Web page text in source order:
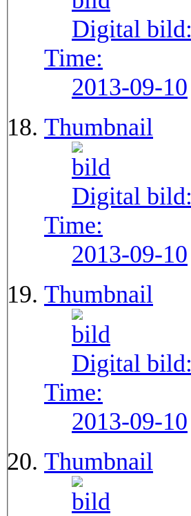
Digital bild:
Time:
2013-09-10
Thumbnail
Digital bild:
Time:
2013-09-10
Thumbnail
Digital bild:
Time:
2013-09-10
Thumbnail